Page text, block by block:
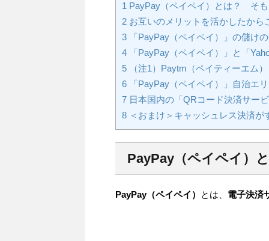
1 PayPay（ペイペイ）とは？ そ
2 お互いのメリットを活かしたから
3 「PayPay（ペイペイ）」の儲け
4 「PayPay（ペイペイ）」と「
5 （注1）Paytm（ペイティーエム
6 「PayPay（ペイペイ）」自治エ
7 日本国内の「QRコード決済サー
8 ＜おまけ＞キャッシュレス決済
PayPay（ペイペイ）
PayPay（ペイペイ） とは、 電子決済